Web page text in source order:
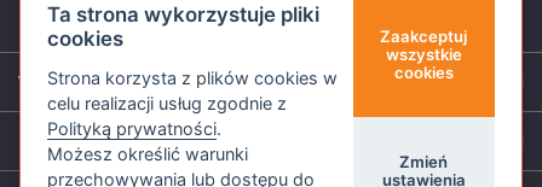
sklep@montersi.pl
Wsparcie
Informacje
Ta strona wykorzystuje pliki
cookies
Strona korzysta z plików cookies w
celu realizacji usług zgodnie z
Polityką prywatności.
Możesz określić warunki
przechowywania lub dostępu do
Zaakceptuj
wszystkie
cookies
Zmień
ustawienia